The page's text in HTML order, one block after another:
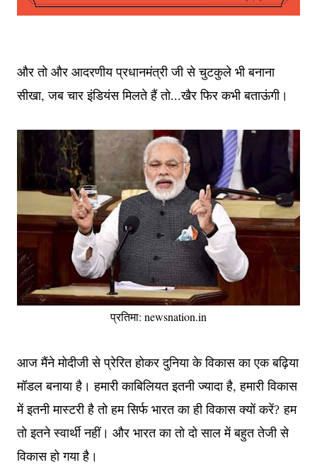
और तो और आदरणीय प्रधानमंत्री जी से चुटकुले भी बनाना
सीखा,जब चार इंडियंस मिलते हैं तो...खैर फिर कभी बताऊंगी।
प्रतिमा: newsnation.in
आज मैंने मोदीजी से प्रेरित होकर दुनिया के विकास का एक बढ़िया
मॉडल बनाया है। हमारी काबिलियत इतनी ज्यादा है,हमारी विकास
में इतनी मास्टरी है तो हम सिर्फ भारत का ही विकास क्यों करें? हम
तो इतने स्वार्थी नहीं। और भारत का तो दो साल में बहुत तेजी से
विकास हो गया है।